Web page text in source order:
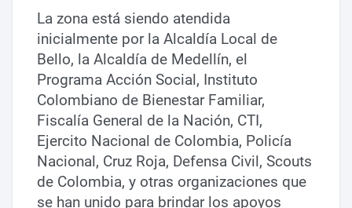
La zona está siendo atendida
inicialmente por la Alcaldía Local de
Bello, la Alcaldía de Medellín, el
Programa Acción Social, Instituto
Colombiano de Bienestar Familiar,
Fiscalía General de la Nación, CTI,
Ejercito Nacional de Colombia, Policía
Nacional, Cruz Roja, Defensa Civil, Scouts
de Colombia, y otras organizaciones que
se han unido para brindar los apoyos